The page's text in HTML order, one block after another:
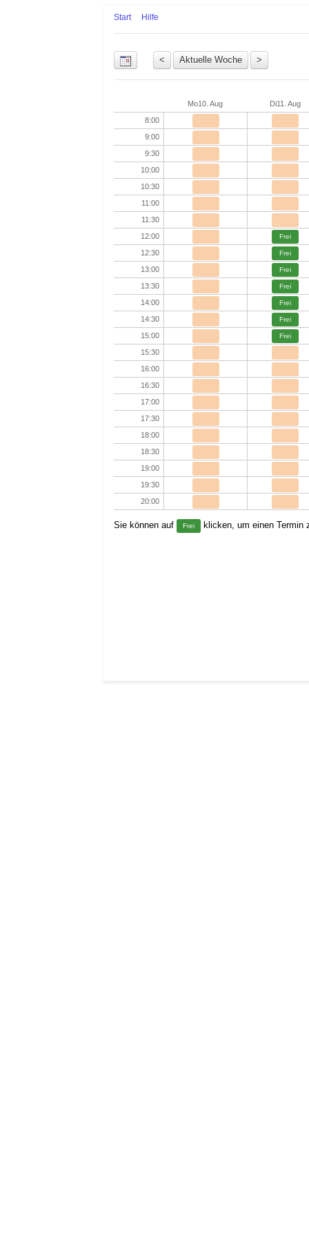
Start Hilfe
Mo10. Aug Di11. Aug
8:00
9:00
9:30
10:00
10:30
11:00
11:30
12:00
Frei
12:30 Frei
13:00 Frei
13:30 Frei
14:00 Frei
14:30 Frei
15:00 Frei
15:30
16:00
16:30
17:00
17:30
18:00
18:30
19:00
19:30
20:00
Sie können auf Frei klicken, um einen Termin